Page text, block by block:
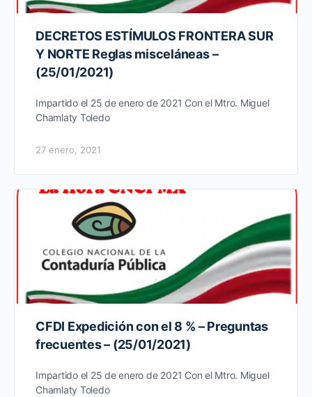
DECRETOS ESTÍMULOS FRONTERA SUR
Y NORTE Reglas misceláneas –
(25/01/2021)
Impartido el 25 de enero de 2021 Con el Mtro. Miguel
Chamlaty Toledo
27 enero, 2021
CFDI Expedición con el 8 % – Preguntas
frecuentes – (25/01/2021)
Impartido el 25 de enero de 2021 Con el Mtro. Miguel
Chamlaty Toledo